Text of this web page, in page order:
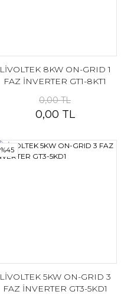
LİVOLTEK 8KW ON-GRID 1
FAZ İNVERTER GT1-8KT1
0,00 TL
0,00 TL
%45
LİVOLTEK 5KW ON-GRID 3
FAZ İNVERTER GT3-5KD1